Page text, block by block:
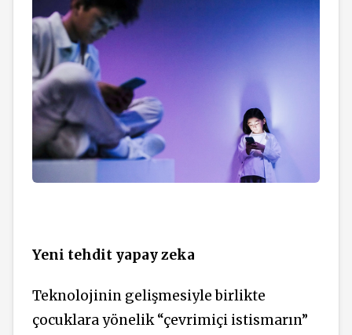
Yeni tehdit yapay zeka
Teknolojinin gelişmesiyle birlikte
çocuklara yönelik “çevrimiçi istismarın”